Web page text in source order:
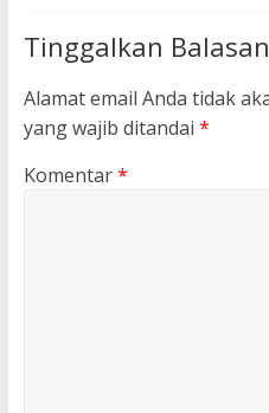
Tinggalkan Balasan
Alamat email Anda tidak
yang wajib ditandai *
Komentar*